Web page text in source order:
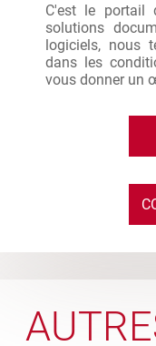
C'est le portail
solutions
logiciels, nous
dans les
vous donner un